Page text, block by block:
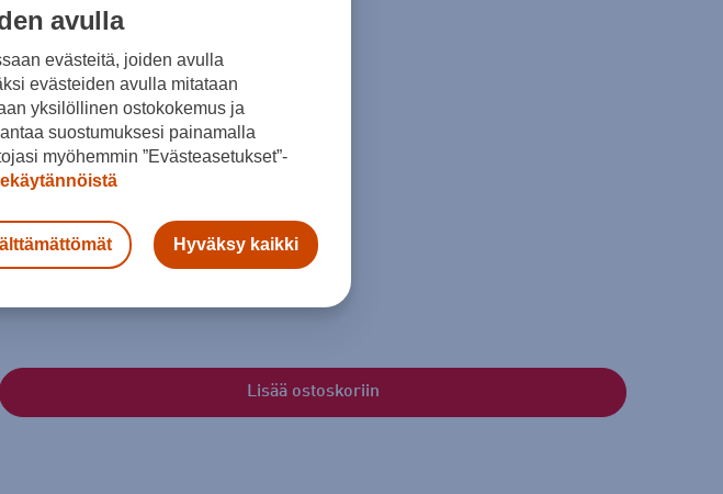
LAST CHANCE
Väri
Sininen
XS S
Lisää ostoskoriin
avulla
evästeitä, joiden avulla
evästeiden avulla mitataan
yksilöllinen ostokokemus ja
suostumuksesi painamalla
myöhemmin ”Evästeasetukset”-
Hyväksy kaikki